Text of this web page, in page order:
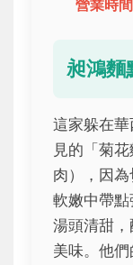
營業時間
昶鴻麵
這家躲在
見的「菊
肉），因
軟嫩中帶點
湯頭清甜
美味。他